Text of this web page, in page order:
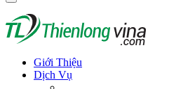
Giới Thiệu
Dịch Vụ